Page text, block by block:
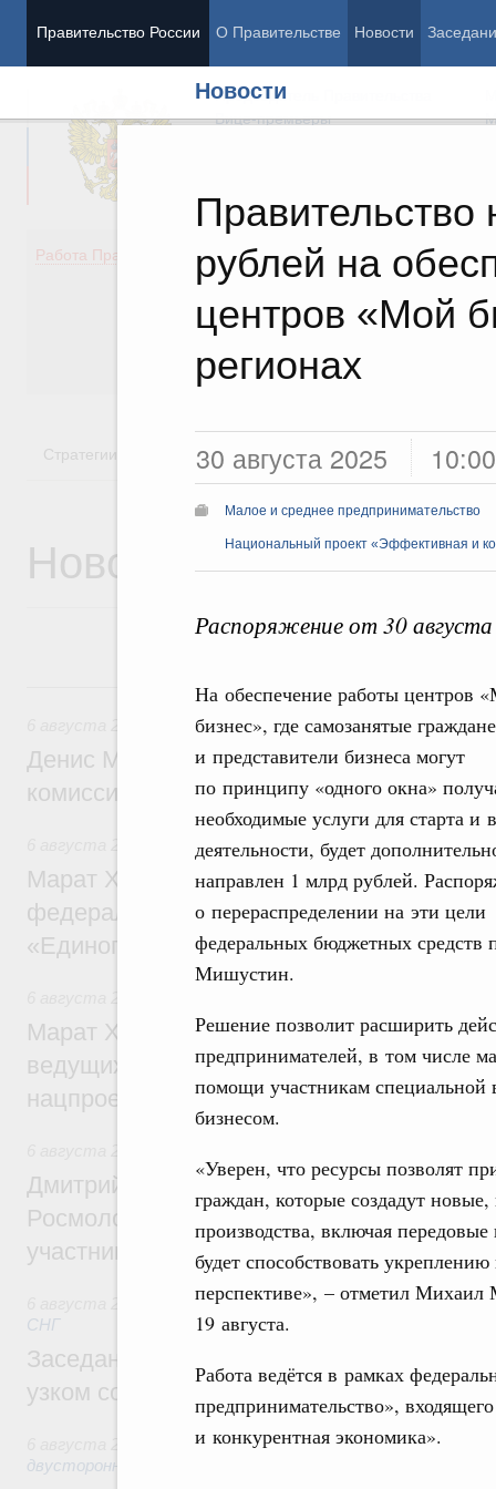
Правительство России О Правительстве Новости
Новости
рублей на
центров «Мой
регионах
30 августа 2025 10:00
Малое и среднее предпринимательство
Национальный проект «Эффективная и
Распоряжение от 30
На обеспечение работы центров
бизнес», где самозанятые граждане
и представители бизнеса могут
по принципу «одного окна»
необходимые услуги для старта и
деятельности, будет
направлен 1 млрд рублей.
о перераспределении на эти цели
федеральных бюджетных средств
Мишустин.
Решение позволит расширить
предпринимателей, в том числе
помощи участникам
бизнесом.
«Уверен, что ресурсы позволят
граждан, которые создадут
производства, включая
будет способствовать
перспективе», – отметил Михаил
19 августа.
Работа ведётся в рамках
предпринимательство»,
и конкурентная экономика».
Председатель Правительства
Вице-премьеры
Работа Правительства
Демография
Здоровье
Культура
Государство
Стратегии Государственные программы
Новости
6 августа, четверг
Общие вопросы промышленной политики
Денис Мантуров провёл заседание
комиссии по промышленности
Регулирование в сфере строительства
Марат Хуснуллин: Более 130
федерального значения построено под
«Единого заказчика»
Марат Хуснуллин: Порядка 200
ведущих к спортивным объектам,
нацпроекту «Инфраструктура для
Дмитрий Чернышенко, Сергей Кравцов и
Росмолодёжи Григорий Гуров
участников проекта «Кольцо открытий»
Евразийский экономический союз.
СНГ
Заседание Евразийского
узком составе
Экономические отношения с
двусторонней основе